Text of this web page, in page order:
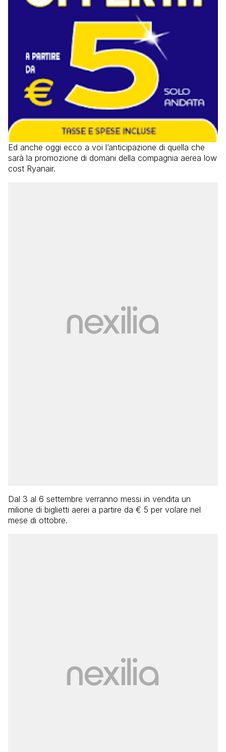
Ed anche oggi ecco a voi l’anticipazione di quella che
sarà la promozione di domani della compagnia aerea low
cost Ryanair.
Dal 3 al 6 settembre verranno messi in vendita un
milione di biglietti aerei a partire da € 5 per volare nel
mese di ottobre.